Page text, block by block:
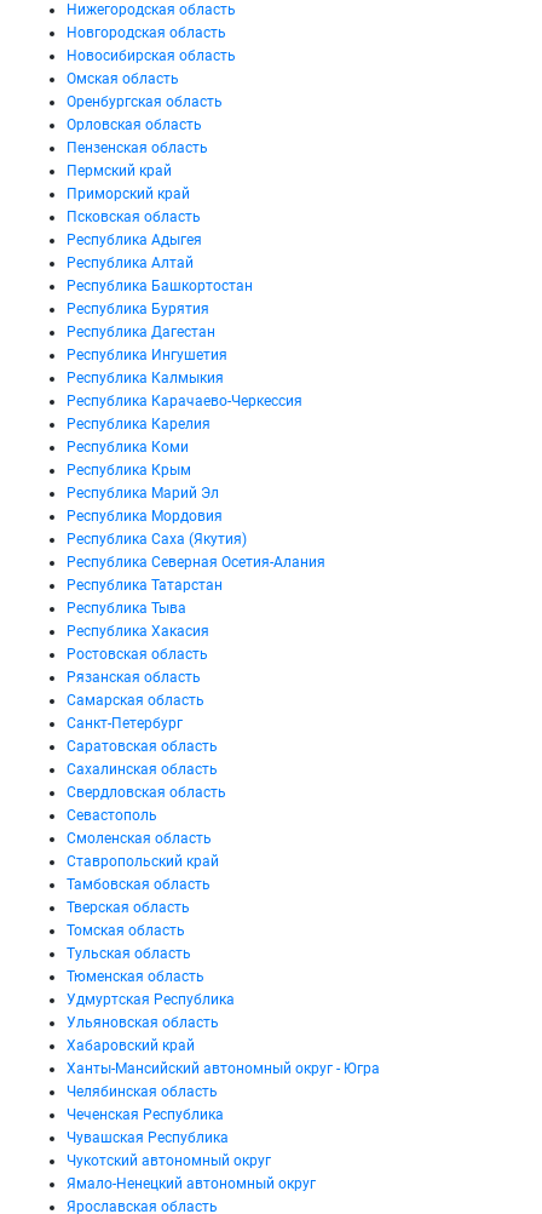
Нижегородская область
Новгородская область
Новосибирская область
Омская область
Оренбургская область
Орловская область
Пензенская область
Пермский край
Приморский край
Псковская область
Республика Адыгея
Республика Алтай
Республика Башкортостан
Республика Бурятия
Республика Дагестан
Республика Ингушетия
Республика Калмыкия
Республика Карачаево-Черкессия
Республика Карелия
Республика Коми
Республика Крым
Республика Марий Эл
Республика Мордовия
Республика Саха (Якутия)
Республика Северная Осетия-Алания
Республика Татарстан
Республика Тыва
Республика Хакасия
Ростовская область
Рязанская область
Самарская область
Санкт-Петербург
Саратовская область
Сахалинская область
Свердловская область
Севастополь
Смоленская область
Ставропольский край
Тамбовская область
Тверская область
Томская область
Тульская область
Тюменская область
Удмуртская Республика
Ульяновская область
Хабаровский край
Ханты-Мансийский автономный округ - Югра
Челябинская область
Чеченская Республика
Чувашская Республика
Чукотский автономный округ
Ямало-Ненецкий автономный округ
Ярославская область